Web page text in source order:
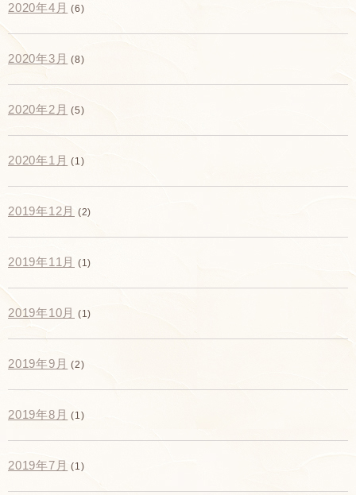
2020年4月 (6)
2020年3月 (8)
2020年2月 (5)
2020年1月 (1)
2019年12月 (2)
2019年11月 (1)
2019年10月 (1)
2019年9月 (2)
2019年8月 (1)
2019年7月 (1)